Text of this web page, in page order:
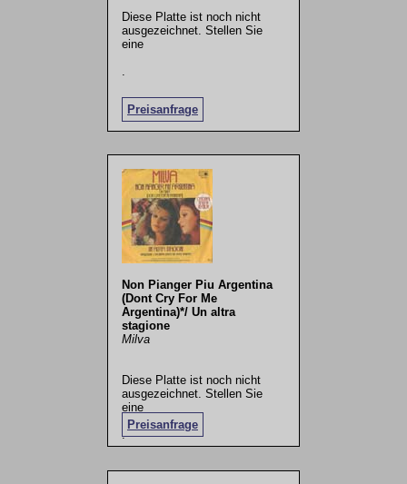
Diese Platte ist noch nicht
ausgezeichnet. Stellen Sie
eine
Preisanfrage
.
Non Pianger Piu Argentina
(Dont Cry For Me
Argentina)*/ Un altra
stagione
Milva
Diese Platte ist noch nicht
ausgezeichnet. Stellen Sie
eine
Preisanfrage
.